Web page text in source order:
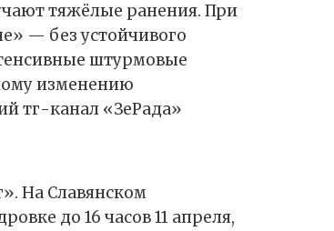
тяжёлые ранения. При
— без устойчивого
штурмовые
изменению
тг-канал «ЗеРада»
На Славянском
до 16 часов 11 апреля,